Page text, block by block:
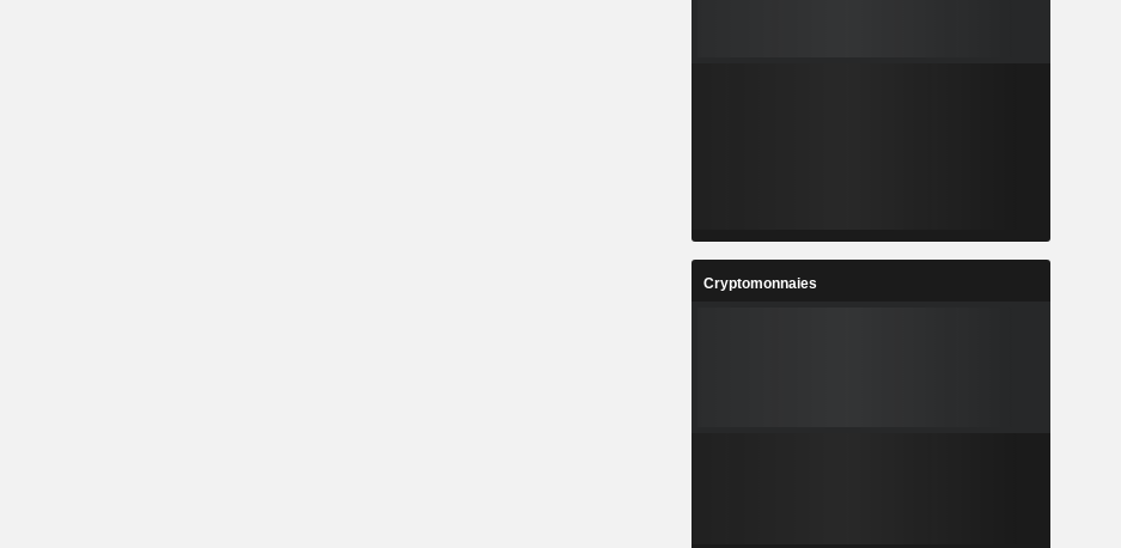
Cryptomonnaies